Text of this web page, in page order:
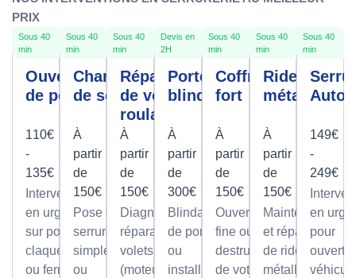
PRIX
Sous 40
min
Ouverture
de porte
110€
-
135€
Intervention
en urgence
sur portes
claquées
ou fermées
Sous 40
min
Changement
de serrure
À
partir
de
150€
Pose de
serrures,
simples
ou
Sous 40
min
Réparation
de volet
roulant
À
partir
de
150€
Diagnostic et
réparation de
volets roulants
(moteur ou
Devis en
2H
Porte
blindée
À
partir
de
300€
Blindage
de porte
ou
installation
Sous 40
min
Coffre
fort
À
partir
de
150€
Ouverture
fine ou par
destruction
de votre
Sous 40
min
Rideau
métallique
À
partir
de
150€
Maintenance
et réparation
de rideaux
métalliques
Sous 40
min
149€
-
249€
en
pour